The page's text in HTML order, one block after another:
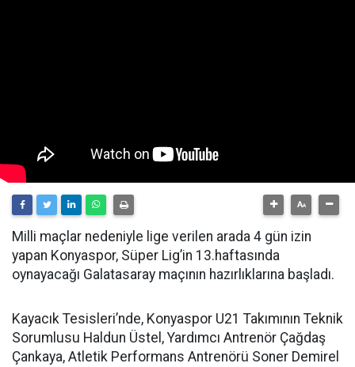
Milli maçlar nedeniyle lige verilen arada 4 gün izin
yapan Konyaspor, Süper Lig’in 13.haftasında
oynayacağı Galatasaray maçının hazırlıklarına başladı.
Kayacık Tesisleri’nde, Konyaspor U21 Takımının Teknik
Sorumlusu Haldun Üstel, Yardımcı Antrenör Çağdaş
Çankaya, Atletik Performans Antrenörü Soner Demirel